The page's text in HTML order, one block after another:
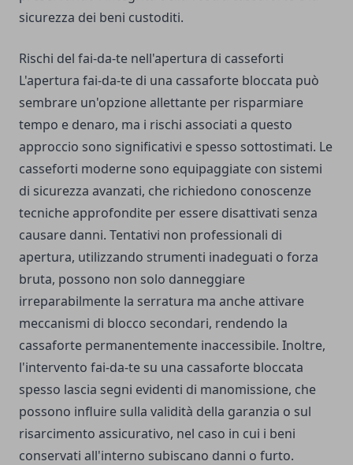
sicurezza dei beni custoditi.
Rischi del fai-da-te nell'apertura di casseforti
L'apertura fai-da-te di una cassaforte bloccata può
sembrare un'opzione allettante per risparmiare
tempo e denaro, ma i rischi associati a questo
approccio sono significativi e spesso sottostimati. Le
casseforti moderne sono equipaggiate con sistemi
di sicurezza avanzati, che richiedono conoscenze
tecniche approfondite per essere disattivati senza
causare danni. Tentativi non professionali di
apertura, utilizzando strumenti inadeguati o forza
bruta, possono non solo danneggiare
irreparabilmente la serratura ma anche attivare
meccanismi di blocco secondari, rendendo la
cassaforte permanentemente inaccessibile. Inoltre,
l'intervento fai-da-te su una cassaforte bloccata
spesso lascia segni evidenti di manomissione, che
possono influire sulla validità della garanzia o sul
risarcimento assicurativo, nel caso in cui i beni
conservati all'interno subiscano danni o furto.